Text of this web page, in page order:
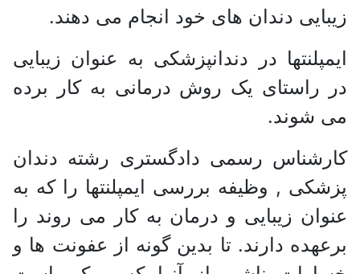
زیبایی دندان های خود انجام می دهند.
ایمپلنتها در دندانپزشکی به عنوان زیبایی
در راستای یک روش درمانی به کار برده
می شوند.
کارشناس رسمی دادگستری رشته دندان
پزشکی , وظیفه بررسی ایمپلنتها را که به
عنوان زیبایی و درمان به کار می روند را
برعهده دارند. تا بدین گونه از عفونت ها و